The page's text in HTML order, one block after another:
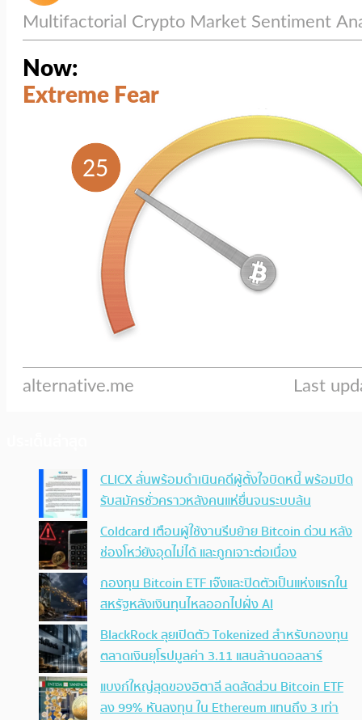
CLICX ลั่นพร้อมดำเนินคดีผู้ตั้งใจบิดหนี้ พร้อมปิด
รับสมัครชั่วคราวหลังคนแห่ยื่นจนระบบล้น
Coldcard เตือนผู้ใช้งานรีบย้าย Bitcoin ด่วน หลัง
ช่องโหว่ยังอุดไม่ได้ และถูกเจาะต่อเนื่อง
กองทุน Bitcoin ETF เจ๊งและปิดตัวเป็นแห่งแรกใน
สหรัฐหลังเงินทุนไหลออกไปฝั่ง AI
BlackRock ลุยเปิดตัว Tokenized สำหรับกองทุน
ตลาดเงินยุโรปมูลค่า 3.11 แสนล้านดอลลาร์
แบงก์ใหญ่สุดของอิตาลี ลดสัดส่วน Bitcoin ETF
ลง 99% หันลงทุน ใน Ethereum แทนถึง 3 เท่า